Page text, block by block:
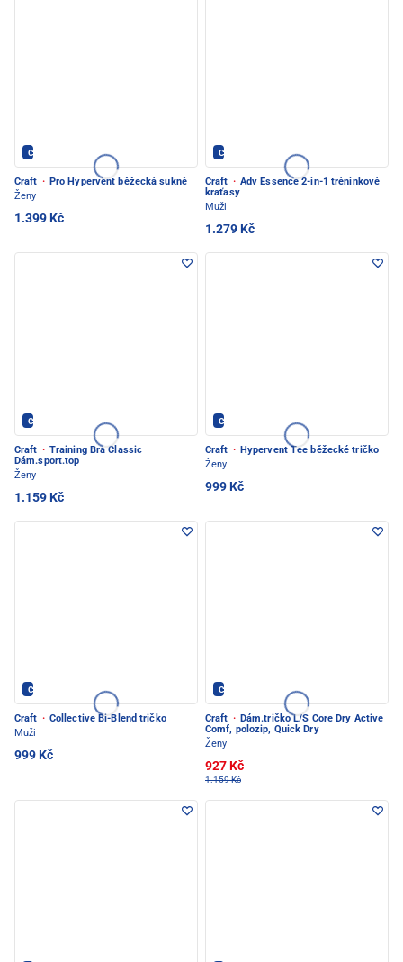
CRAFT - PEC POD SNĚŽKOU
Craft · Pro Hypervent běžecká sukně
Ženy
1.399 Kč
CRAFT - PEC POD SNĚŽKOU
Craft · Adv Essence 2-in-1 tréninkové
kraťasy
Muži
1.279 Kč
CRAFT - PEC POD SNĚŽKOU
Craft · Training Bra Classic
Dám.sport.top
Ženy
1.159 Kč
CRAFT - PEC POD SNĚŽKOU
Craft · Hypervent Tee běžecké tričko
Ženy
999 Kč
CRAFT - PEC POD SNĚŽKOU
Craft · Collective Bi-Blend tričko
Muži
999 Kč
CRAFT - PEC POD SNĚŽKOU
Craft · Dám.tričko L/S Core Dry Active
Comf, polozip, Quick Dry
Ženy
927 Kč
1.159 Kč